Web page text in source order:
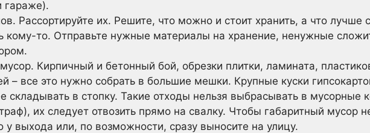
гараже).
Рассортируйте их. Решите, что можно и стоит хранить, а что лучше
кому-то. Отправьте нужные материалы на хранение, ненужные
Кирпичный и бетонный бой, обрезки плитки, ламината,
– все это нужно собрать в большие мешки. Крупные куски
складывать в стопку. Такие отходы нельзя выбрасывать в мусорные
их следует отвозить прямо на свалку. Чтобы габаритный мусор
у выхода или, по возможности, сразу выносите на улицу.